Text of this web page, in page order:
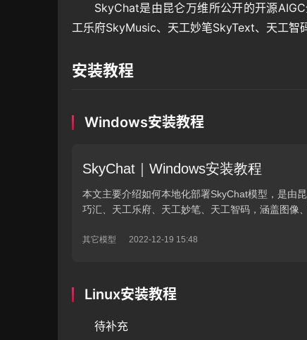
SkyChat是由昆仑万维所公开的开源
工乐府SkyMusic、天工妙笔SkyText、天工智
安装教程
Windows安装教程
Linux安装教程
待补充